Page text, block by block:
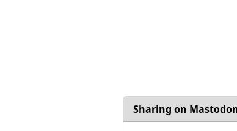
Sharing on